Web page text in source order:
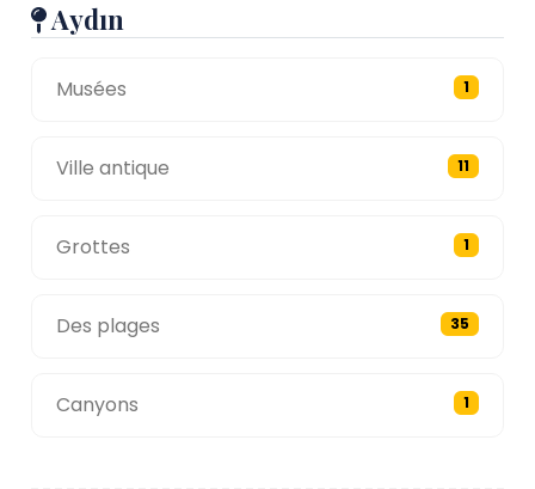
Aydın
Musées 1
Ville antique 11
Grottes 1
Des plages 35
Canyons 1